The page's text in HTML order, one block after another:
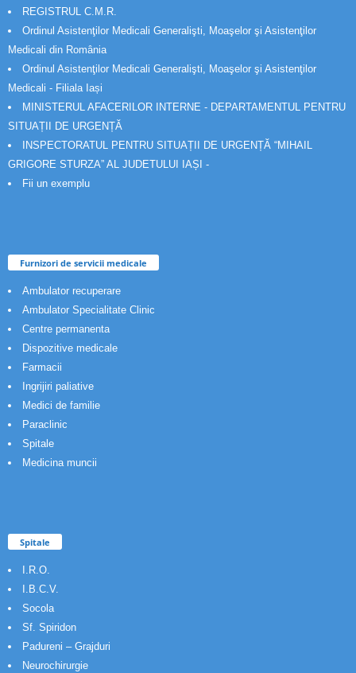
REGISTRUL C.M.R.
Ordinul Asistenţilor Medicali Generalişti, Moaşelor şi Asistenţilor
Medicali din România
Ordinul Asistenţilor Medicali Generalişti, Moaşelor şi Asistenţilor
Medicali - Filiala Iași
MINISTERUL AFACERILOR INTERNE - DEPARTAMENTUL PENTRU
SITUAȚII DE URGENȚĂ
INSPECTORATUL PENTRU SITUAȚII DE URGENȚĂ “MIHAIL
GRIGORE STURZA” AL JUDETULUI IAȘI -
Fii un exemplu
Furnizori de servicii medicale
Ambulator recuperare
Ambulator Specialitate Clinic
Centre permanenta
Dispozitive medicale
Farmacii
Ingrijiri paliative
Medici de familie
Paraclinic
Spitale
Medicina muncii
Spitale
I.R.O.
I.B.C.V.
Socola
Sf. Spiridon
Padureni – Grajduri
Neurochirurgie